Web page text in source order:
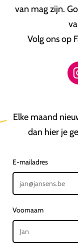
van mag zijn.
Volg ons op
Elke maand
dan hier je
E-mailadres
Voornaam